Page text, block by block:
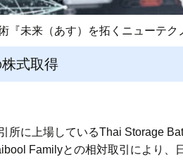
『未来（あす）を拓くニューテク
式取得
所に上場しているThai Storage
Familyとの相対取引により、